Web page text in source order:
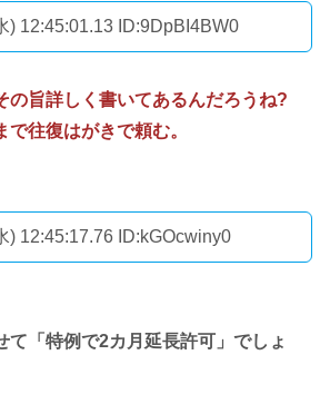
) 12:45:01.13 ID:9DpBI4BW0
の旨詳しく書いてあるんだろうね?
で往復はがきで頼む。
) 12:45:17.76 ID:kGOcwiny0
て「特例で2カ月延長許可」でしょ